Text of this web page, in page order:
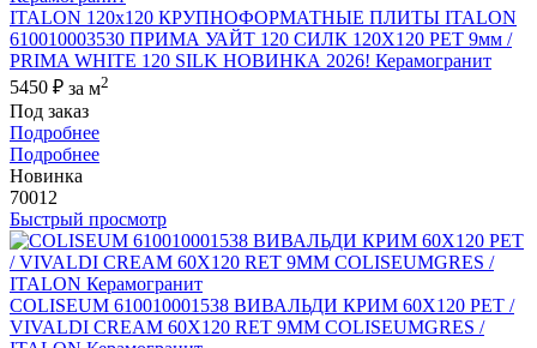
ITALON 120x120 КРУПНОФОРМАТНЫЕ ПЛИТЫ ITALON
610010003530 ПРИМА УАЙТ 120 СИЛК 120Х120 РЕТ 9мм /
PRIMA WHITE 120 SILK НОВИНКА 2026! Керамогранит
5450 ₽ за м2
Под заказ
Подробнее
Подробнее
Новинка
70012
Быстрый просмотр
COLISEUM 610010001538 ВИВАЛЬДИ КРИМ 60X120 РЕТ /
VIVALDI CREAM 60X120 RET 9MM COLISEUMGRES /